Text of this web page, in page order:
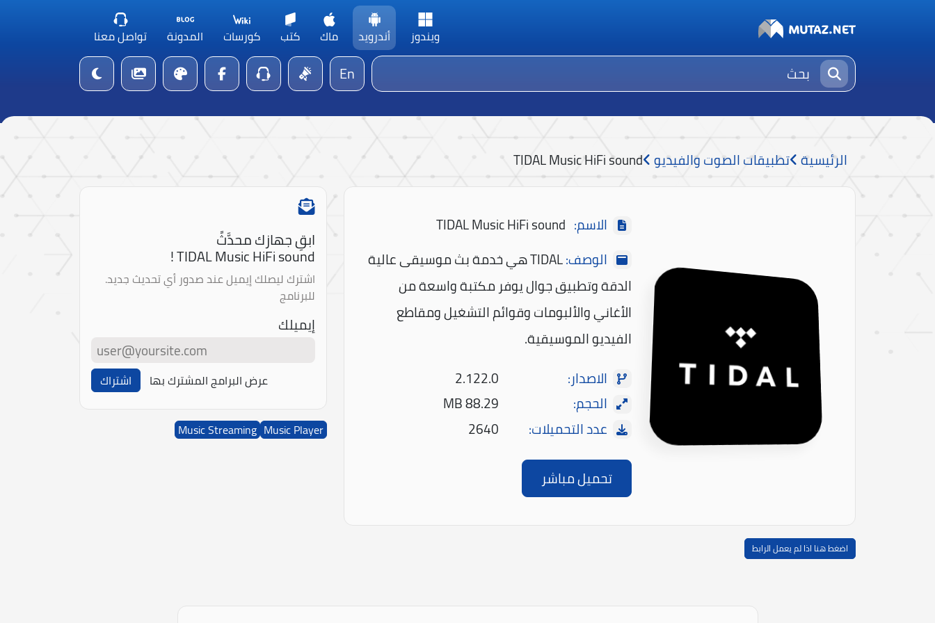
ويندوز أندرويد ماك كتب كورسات المدونة تواصل معنا
En
الرئيسية تطبيقات الصوت والفيديو TIDAL Music HiFi sound
الاسم: TIDAL Music HiFi sound
الوصف:
TIDAL هي خدمة بث موسيقى عالية
الدقة وتطبيق جوال يوفر مكتبة واسعة من
الأغاني والألبومات وقوائم التشغيل ومقاطع
الفيديو الموسيقية.
الاصدار:
2.122.0
الحجم:
88.29 MB
عدد التحميلات:
2640
تحميل مباشر
اضغط هنا اذا لم يعمل الرابط
ابقِ جهازك محدَّثً
TIDAL Music HiFi sound !
اشترك ليصلك إيميل عند صدور أي تحديث جديد.
للبرنامج
إيميلك
عرض البرامج المشترك بها اشتراك
Music Player
Music Streaming